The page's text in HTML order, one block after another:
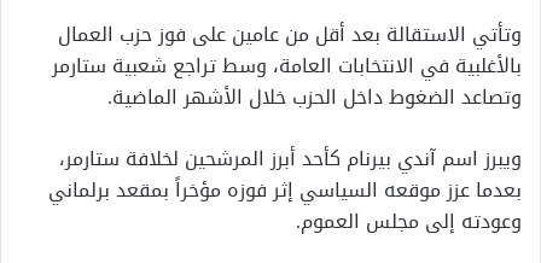
وتأتي الاستقالة بعد أقل من عامين على فوز حزب العمال
بالأغلبية في الانتخابات العامة، وسط تراجع شعبية ستارمر
وتصاعد الضغوط داخل الحزب خلال الأشهر الماضية.
ويبرز اسم آندي بيرنام كأحد أبرز المرشحين لخلافة ستارمر،
بعدما عزز موقعه السياسي إثر فوزه مؤخراً بمقعد برلماني
وعودته إلى مجلس العموم.